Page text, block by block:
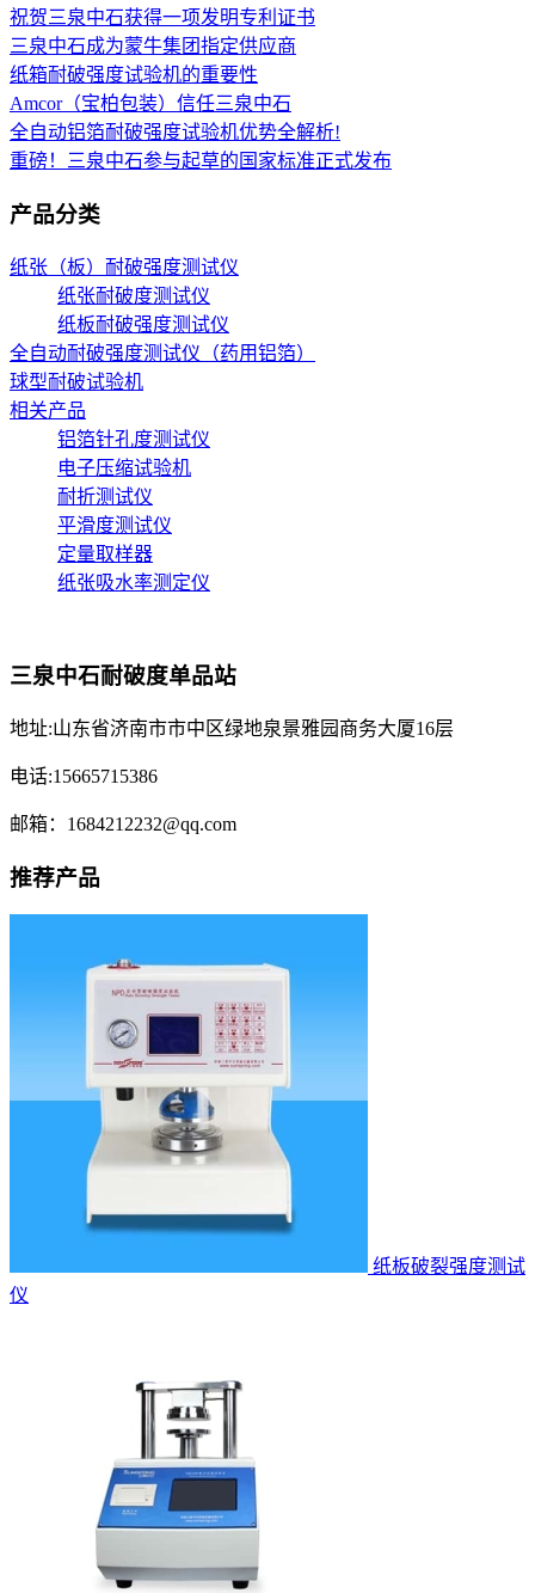
祝贺三泉中石获得一项发明专利证书
三泉中石成为蒙牛集团指定供应商
纸箱耐破强度试验机的重要性
Amcor（宝柏包装）信任三泉中石
全自动铝箔耐破强度试验机优势全解析!
重磅！三泉中石参与起草的国家标准正式发布
产品分类
纸张（板）耐破强度测试仪
纸张耐破度测试仪
纸板耐破强度测试仪
全自动耐破强度测试仪（药用铝箔）
球型耐破试验机
相关产品
铝箔针孔度测试仪
电子压缩试验机
耐折测试仪
平滑度测试仪
定量取样器
纸张吸水率测定仪
三泉中石耐破度单品站
地址:山东省济南市市中区绿地泉景雅园商务大厦16层
电话:15665715386
邮箱：1684212232@qq.com
推荐产品
纸板破裂强度测试
仪